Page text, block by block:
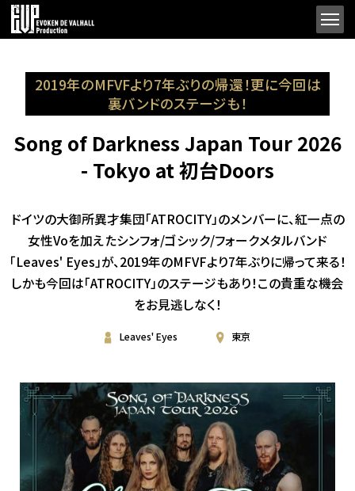
2019年のMFVFより7年ぶりの帰還！更に今回は
裏バンドのステージも！
Song of Darkness Japan Tour 2026
- Tokyo at 初台Doors
ドイツの大御所異才集団「ATROCITY」のメンバーに、紅一点の
女性Voを加えたシンフォ/ゴシック/フォークメタルバンド
「Leaves' Eyes」が、2019年のMFVFより7年ぶりに帰って来る！
しかも今回は「ATROCITY」のステージもあり！この貴重な機会
をお見逃しなく！
Leaves' Eyes 東京